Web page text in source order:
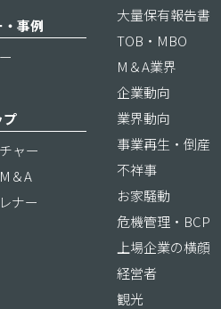
事例
プ
ャー
＆A
ナー
大量保有報告書
TOB・MBO
M＆A業界
企業動向
業界動向
事業再生・倒産
不祥事
お家騒動
危機管理・BCP
上場企業の横顔
経営者
観光